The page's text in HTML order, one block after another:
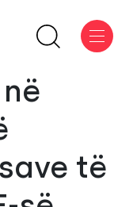
të